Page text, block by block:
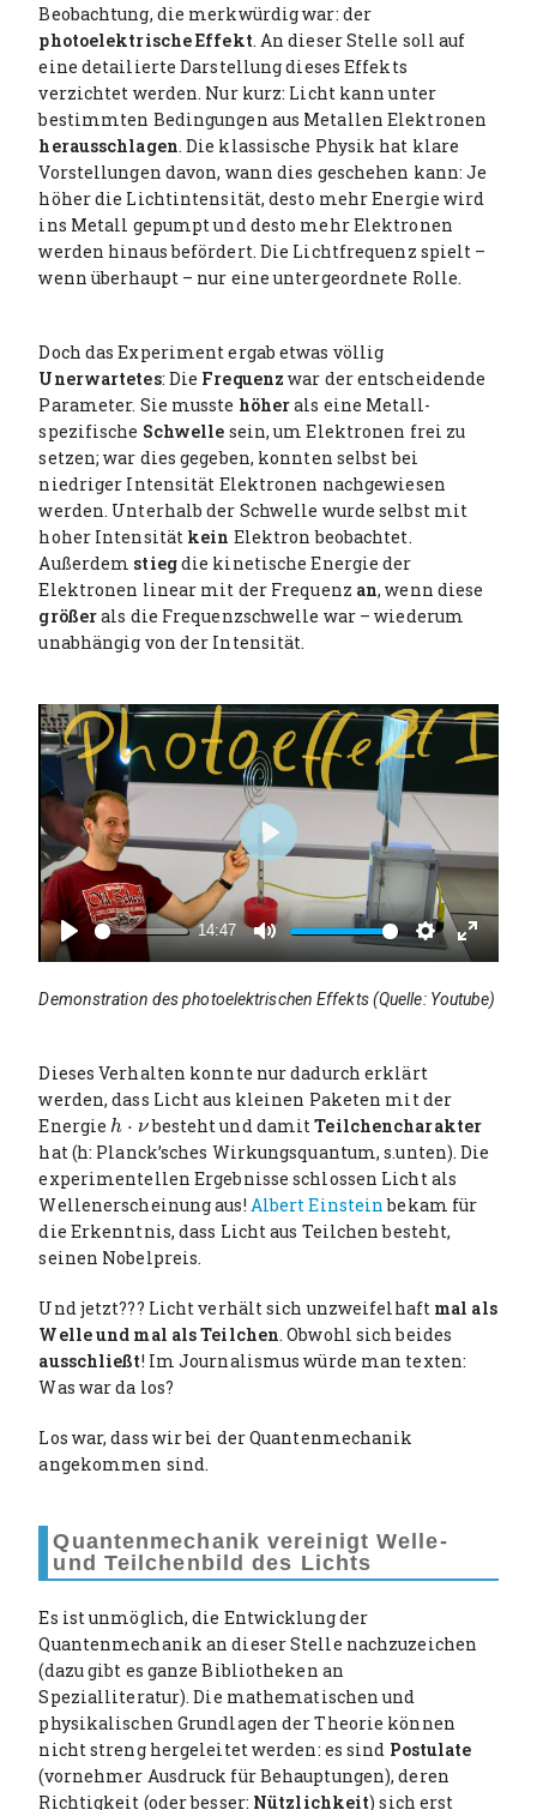
Beobachtung, die merkwürdig war: der
photoelektrische Effekt. An dieser Stelle soll auf
eine detailierte Darstellung dieses Effekts
verzichtet werden. Nur kurz: Licht kann unter
bestimmten Bedingungen aus Metallen Elektronen
herausschlagen. Die klassische Physik hat klare
Vorstellungen davon, wann dies geschehen kann: Je
höher die Lichtintensität, desto mehr Energie wird
ins Metall gepumpt und desto mehr Elektronen
werden hinaus befördert. Die Lichtfrequenz spielt –
wenn überhaupt – nur eine untergeordnete Rolle.
Doch das Experiment ergab etwas völlig
Unerwartetes: Die Frequenz war der entscheidende
Parameter. Sie musste höherals eine Metall-
spezifische Schwelle sein, um Elektronen frei zu
setzen; war dies gegeben, konnten selbst bei
niedriger Intensität Elektronen nachgewiesen
werden. Unterhalb der Schwelle wurde selbst mit
hoher Intensität kein Elektron beobachtet.
Außerdem stiegdie kinetische Energie der
Elektronen linear mit der Frequenz an, wenn diese
größerals die Frequenzschwelle war – wiederum
unabhängig von der Intensität.
P
a
14:47
M
t
S
E
t
P
l
a
y
Demonstration des photoelektrischen Effekts (Quelle: Youtube)
Dieses Verhalten konnte nur dadurch erklärt
werden, dass Licht aus kleinen Paketen mit der
Energieh ⋅ ν
h ν besteht und damitTeilchencharakter
hat (h: Planck’sches Wirkungsquantum, s.unten). Die
experimentellen Ergebnisse schlossen Licht als
Wellenerscheinung aus! Albert Einsteinbekam für
die Erkenntnis, dass Licht aus Teilchen besteht,
seinen Nobelpreis.
Und jetzt??? Licht verhält sich unzweifelhaft mal als
Welle und mal als Teilchen. Obwohl sich beides
ausschließt! Im Journalismus würde man texten:
Was war da los?
Los war, dass wir bei der Quantenmechanik
angekommen sind.
Quantenmechanik vereinigt Welle-
und Teilchenbild des Lichts
Es ist unmöglich, die Entwicklung der
Quantenmechanik an dieser Stelle nachzuzeichen
(dazu gibt es ganze Bibliotheken an
Spezialliteratur). Die mathematischen und
physikalischen Grundlagen der Theorie können
nicht streng hergeleitet werden: es sind Postulate
(vornehmer Ausdruck für Behauptungen), deren
Richtigkeit (oder besser: Nützlichkeit) sich erst